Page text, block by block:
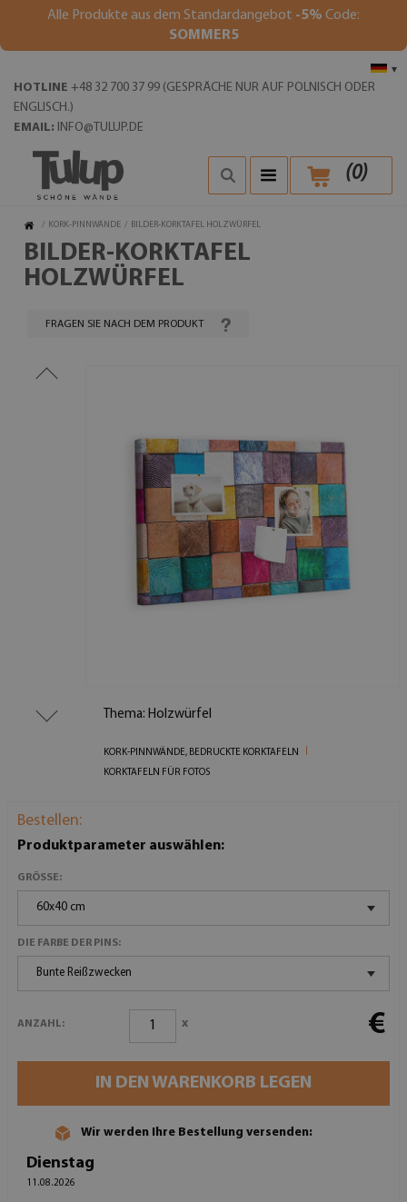
Alle Produkte aus dem Standardangebot -5% Code:
SOMMER5
▾
HOTLINE +48 32 700 37 99 (GESPRÄCHE NUR AUF POLNISCH ODER
ENGLISCH.)
EMAIL: INFO@TULUP.DE
(0)
/ KORK-PINNWÄNDE / BILDER-KORKTAFEL HOLZWÜRFEL
BILDER-KORKTAFEL
HOLZWÜRFEL
FRAGEN SIE NACH DEM PRODUKT
Thema: Holzwürfel
KORK-PINNWÄNDE, BEDRUCKTE KORKTAFELN
KORKTAFELN FÜR FOTOS
Bestellen:
Produktparameter auswählen:
GRÖSSE:
60x40 cm
DIE FARBE DER PINS:
Bunte Reißzwecken
ANZAHL: x €
IN DEN WARENKORB LEGEN
Wir werden Ihre Bestellung versenden:
Dienstag
11.08.2026